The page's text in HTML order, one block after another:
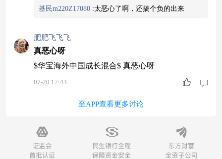
基民m220Z17080 :太恶心了啊，还搞个负的出来
肥肥飞飞飞
真恶心呀
$华宝海外中国成长混合$ 真恶心呀
07-20 17:43
至APP查看更多讨论